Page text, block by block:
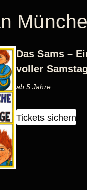
Das Sams –
voller
ab 5 Jahre
Tickets sichern